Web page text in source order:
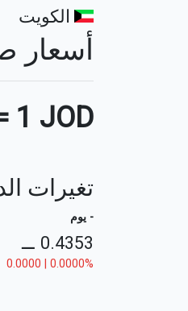
الكويت
أسعار
1 JOD
تغيرات
- يوم
0.4353
⚊
0.0000 | 0.0000%